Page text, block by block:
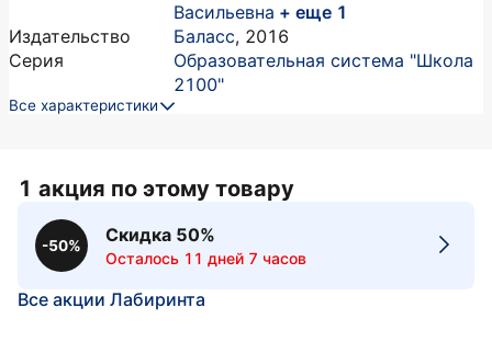
Васильевна + еще 1
Издательство
Баласс, 2016
Серия
Образовательная система "Школа
2100"
Все характеристики
1 акция по этому товару
-50%
Скидка 50%
Осталось 11 дней 7 часов
Все акции Лабиринта